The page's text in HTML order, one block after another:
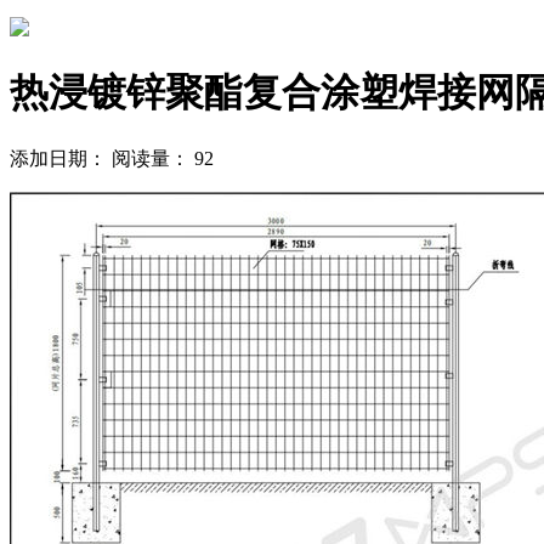
热浸镀锌聚酯复合涂塑焊接网
添加日期： 阅读量： 92